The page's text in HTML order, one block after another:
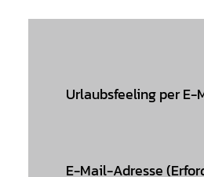
Urlaubsfeeling per E-
E-Mail-Adresse